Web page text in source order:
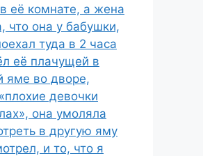
её комнате, а жена
что она у бабушки,
туда в 2 часа
её плачущей в
яме во дворе,
девочки
она умоляла
в другую яму
и то, что я